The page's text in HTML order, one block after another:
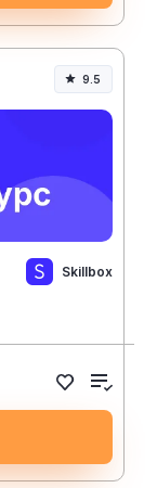
9.5
Skillbox